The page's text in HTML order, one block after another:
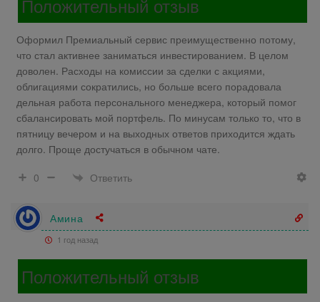
Положительный отзыв
Оформил Премиальный сервис преимущественно потому,
что стал активнее заниматься инвестированием. В целом
доволен. Расходы на комиссии за сделки с акциями,
облигациями сократились, но больше всего порадовала
дельная работа персонального менеджера, который помог
сбалансировать мой портфель. По минусам только то, что в
пятницу вечером и на выходных ответов приходится ждать
долго. Проще достучаться в обычном чате.
0
Ответить
Амина
1 год назад
Положительный отзыв